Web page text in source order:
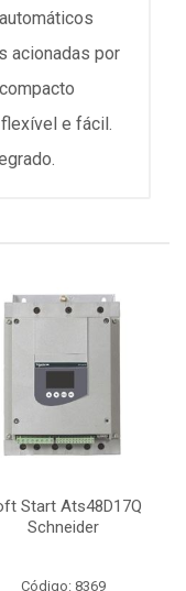
acionadas por
e fácil.
Start Ats48D17Q
Schneider
Código: 8369